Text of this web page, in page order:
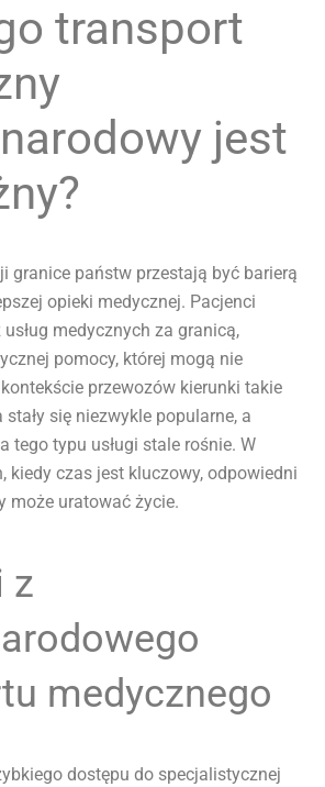
transport
jest
granice państw przestają być barierą
opieki medycznej. Pacjenci
medycznych za granicą,
pomocy, której mogą nie
przewozów kierunki takie
się niezwykle popularne, a
tego typu usługi stale rośnie. W
kiedy czas jest kluczowy, odpowiedni
może uratować życie.
z
medycznego
dostępu do specjalistycznej